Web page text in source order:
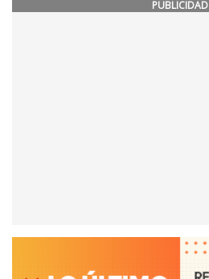
PUBLICIDAD